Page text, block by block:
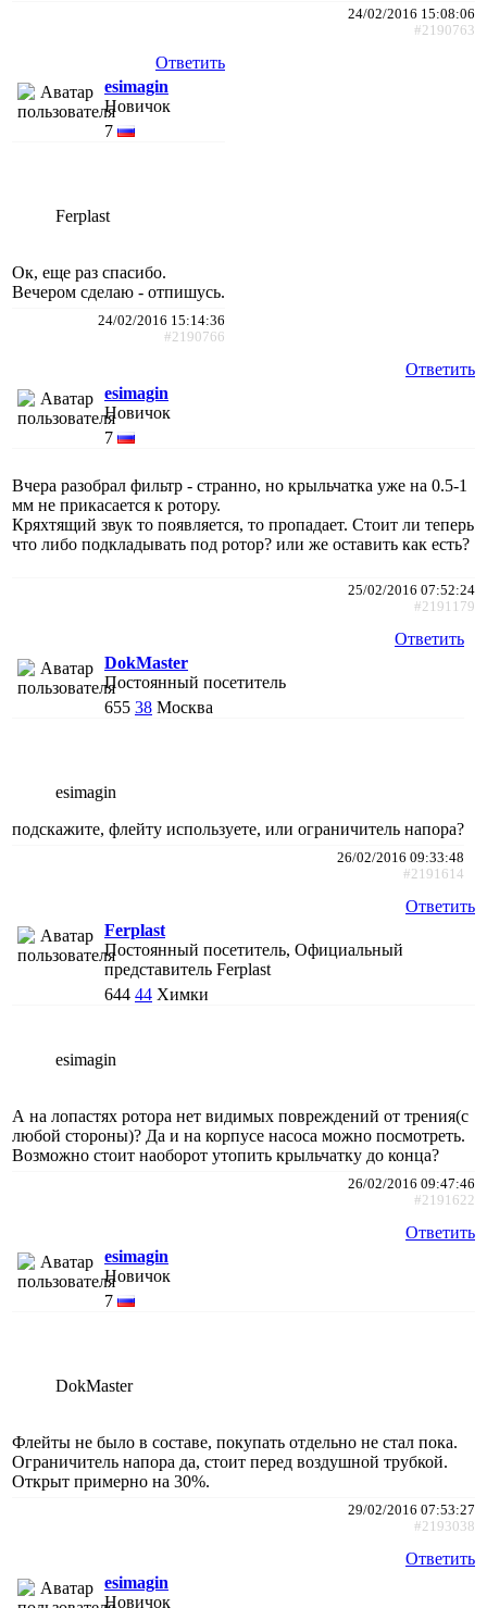
24/02/2016 15:08:06
#2190763
Ответить
esimagin
Новичок
7
Ferplast
Ок, еще раз спасибо.
Вечером сделаю - отпишусь.
24/02/2016 15:14:36
#2190766
Ответить
esimagin
Новичок
7
Вчера разобрал фильтр - странно, но крыльчатка уже на 0.5-1
мм не прикасается к ротору.
Кряхтящий звук то появляется, то пропадает. Стоит ли теперь
что либо подкладывать под ротор? или же оставить как есть?
25/02/2016 07:52:24
#2191179
Ответить
DokMaster
Постоянный посетитель
655 38 Москва
esimagin
подскажите, флейту используете, или ограничитель напора?
26/02/2016 09:33:48
#2191614
Ответить
Ferplast
Постоянный посетитель, Официальный
представитель Ferplast
644 44 Химки
esimagin
А на лопастях ротора нет видимых повреждений от трения(с
любой стороны)? Да и на корпусе насоса можно посмотреть.
Возможно стоит наоборот утопить крыльчатку до конца?
26/02/2016 09:47:46
#2191622
Ответить
esimagin
Новичок
7
DokMaster
Флейты не было в составе, покупать отдельно не стал пока.
Ограничитель напора да, стоит перед воздушной трубкой.
Открыт примерно на 30%.
29/02/2016 07:53:27
#2193038
Ответить
esimagin
Новичок